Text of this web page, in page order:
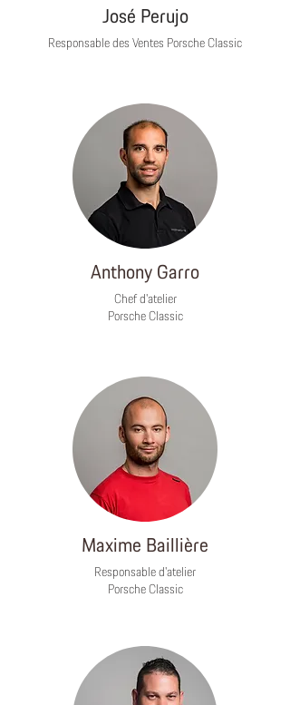
José Perujo
Responsable des Ventes Porsche Classic
Anthony Garro
Chef d'atelier
Porsche Classic
Maxime Baillière
Responsable d'atelier
Porsche Classic